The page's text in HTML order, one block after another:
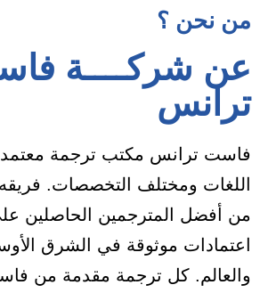
من نحن ؟
عن شركــــة
ترانس
فاست ترانس مكتب ترجمة معتمد
اللغات ومختلف التخصصات.
من أفضل المترجمين الحاصلين
اعتمادات موثوقة في الشرق
والعالم. كل ترجمة مقدمة من